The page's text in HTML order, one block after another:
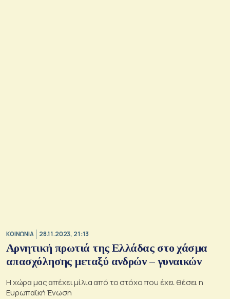
ΚΟΙΝΩΝΙΑ 28.11.2023, 21:13
Αρνητική πρωτιά της Ελλάδας στο χάσμα
απασχόλησης μεταξύ ανδρών – γυναικών
Η χώρα μας απέχει μίλια από το στόχο που έχει θέσει η
Ευρωπαϊκή Ένωση